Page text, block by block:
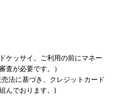
ケッサイ。ご利用の前にマネー
査が必要です。）
法に基づき、クレジットカード
んでおります。)